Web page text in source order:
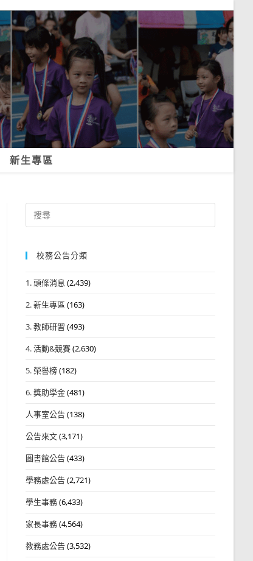
新生專區
Search
for:
校務公告分類
1. 頭條消息 (2,439)
2. 新生專區 (163)
3. 教師研習 (493)
4. 活動&競賽(2,630)
5. 榮譽榜(182)
6. 獎助學金(481)
人事室公告(138)
公告來文(3,171)
圖書館公告(433)
學務處公告(2,721)
學生事務(6,433)
家長事務(4,564)
教務處公告(3,532)